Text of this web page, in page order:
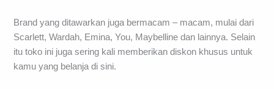
Brand yang ditawarkan juga bermacam – macam, mulai dari
Scarlett, Wardah, Emina, You, Maybelline dan lainnya. Selain
itu toko ini juga sering kali memberikan diskon khusus untuk
kamu yang belanja di sini.